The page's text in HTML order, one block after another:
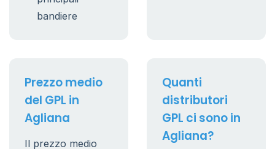
bandiere
Prezzo medio
del GPL in
Agliana
Il prezzo medio
Quanti
distributori
GPL ci sono in
Agliana?